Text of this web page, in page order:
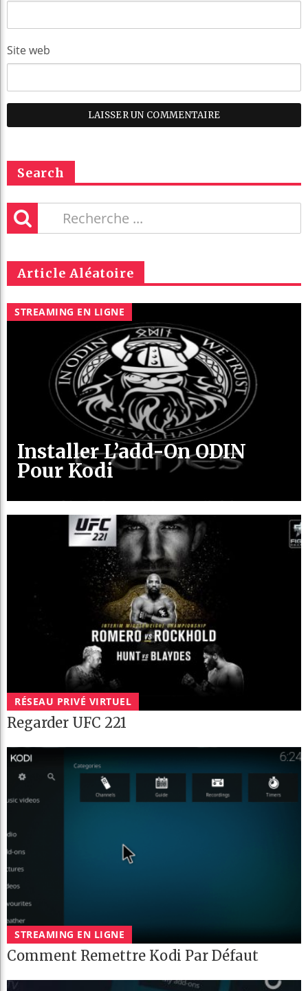
Site web
Search
Article Aléatoire
STREAMING EN LIGNE
Installer L’add-On ODIN
Pour Kodi
RÉSEAU PRIVÉ VIRTUEL
Regarder UFC 221
STREAMING EN LIGNE
Comment Remettre Kodi Par Défaut